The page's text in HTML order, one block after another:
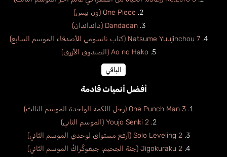
One Piece (ون بيس)
Dandadan (دانداندان)
Natsume Yuujinchou 7 (كتاب ناتسومي للأصدقاء الموسم السابع)
Ao no Hako (الصندوق الأزرق)
الباقي
أفضل أنميات قادمة
One Punch Man 3 (رجل اللكمة الواحدة الموسم الثالث)
Youjo Senki 2 (الموسم الثاني)
Solo Leveling 2 (أرفع مستواي لوحدي الموسم الثاني)
Jigokuraku 2 (جنة الجحيم: جيغوكُراكُ الموسم الثاني)